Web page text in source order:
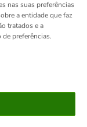
nas suas preferências
a entidade que faz
tratados e a
preferências.